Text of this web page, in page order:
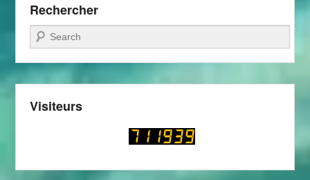
Rechercher
Recherche
Visiteurs